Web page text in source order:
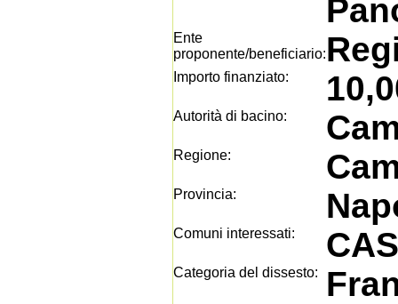
Ente
proponente/beneficiario:
Importo finanziato:
Autorità di bacino:
Regione:
Provincia:
Comuni interessati:
Categoria del dissesto: